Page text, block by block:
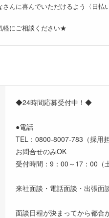
んに喜んでいただけるよう〈日
軽にご相談ください★
◆24時間応募受付中！◆
●電話
TEL：0800-8007-783（採用担
お問合せのみOK
受付時間：9：00～17：00（
来社面談・電話面談・出張面
面談日程が決まってから都合